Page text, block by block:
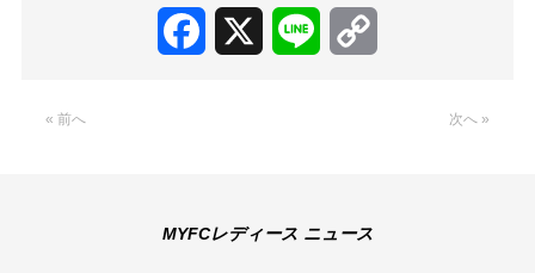
Facebook Line
« 前へ 次へ »
MYFCレディース ニュース